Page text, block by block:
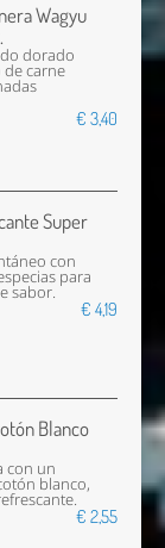
Wagyu
dorado
carne
€ 3,40
Super
con
para
sabor.
€ 4,19
Blanco
con un
blanco,
€ 2,55